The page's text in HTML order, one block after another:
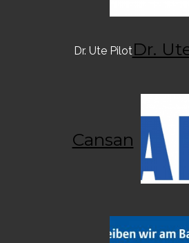
Dr.
Dr. Ute Pilot
Cansan